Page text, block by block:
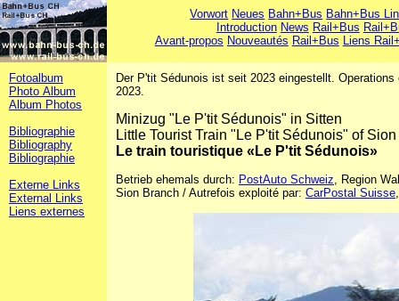
Vorwort Neues Bahn+Bus Bahn+Bus
Introduction News Rail+Bus
Avant-propos Nouveautés Rail+Bus Liens
Fotoalbum
Photo Album
Album Photos
Bibliographie
Bibliography
Bibliographie
Externe Links
External Links
Liens externes
Der P'tit Sédunois ist seit 2023 eingestellt.
2023.
Minizug "Le P'tit Sédunois" in Sitten
Little Tourist Train "Le P'tit Sédunois" of Sion
Le train touristique «Le P'tit Sédunois»
Betrieb ehemals durch: PostAuto Schweiz, Region
Sion Branch / Autrefois exploité par: CarPostal Suisse